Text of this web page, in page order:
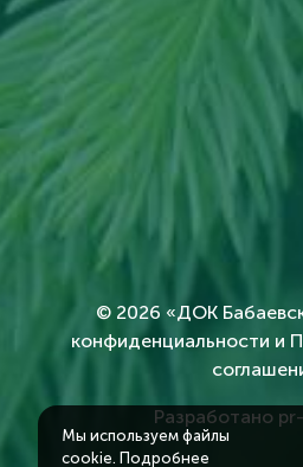
Мы используем файлы
cookie. Подробнее
© 2026 «ДОК
конфиденциальности и
Разработано